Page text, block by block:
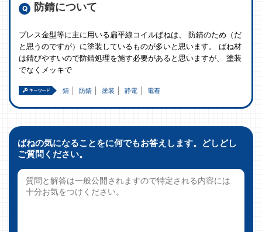
防錆について
プレス金型等に主に用いる扁平線コイルばねは、 防錆のため（だ
と思うのですが）に塗装しているものが多いと思います。 ばね材
は錆びやすいので防錆処理を施す必要があると思いますが、 塗装
でなくメッキで
錆 防錆 塗装 静電 電着
ばねの気になることをに何でもお答えします。どしどし
ご質問ください。